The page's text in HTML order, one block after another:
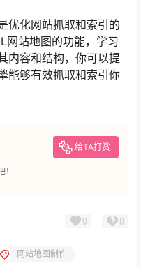
优化网站抓取和索引的
网站地图的功能，学习
内容和结构，你可以提
能够有效抓取和索引你
给TA打赏
0 0
网站地图制作